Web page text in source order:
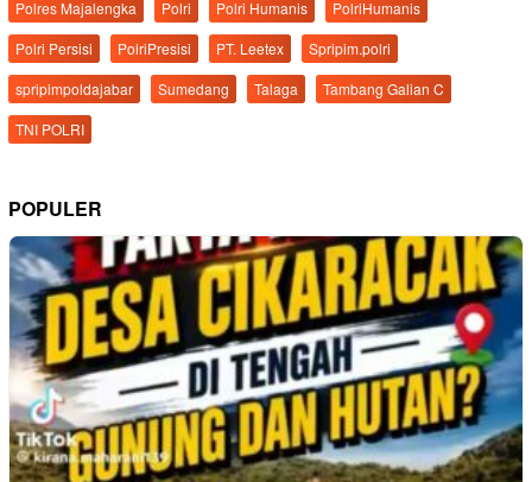
Polres Majalengka Polri Polri Humanis
PolriHumanis
Polri Persisi
PolriPresisi PT. Leetex
Spripim.polri
spripimpoldajabar
Sumedang Talaga
Tambang Galian C
TNI POLRI
POPULER